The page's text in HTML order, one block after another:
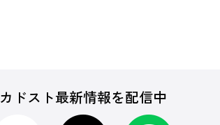
カドスト最新情報を配信中